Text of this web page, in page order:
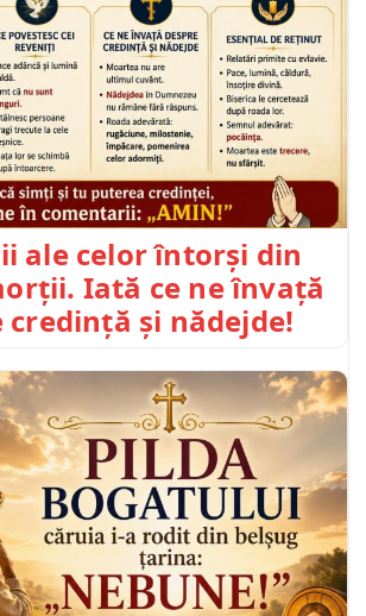
ale celor întorși din
Iată ce ne învață
credință și nădejde!